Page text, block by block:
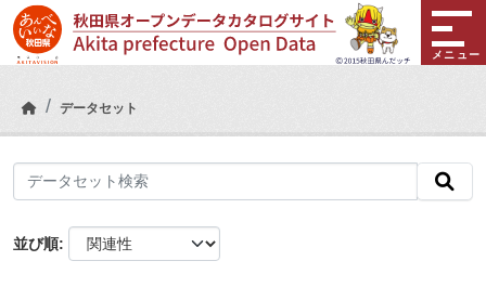
Skip to main content
メニュー
データセット
並び順